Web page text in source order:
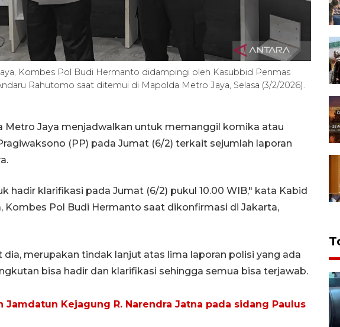
Kombes Pol Budi Hermanto didampingi oleh Kasubbid Penmas
Rahutomo saat ditemui di Mapolda Metro Jaya, Selasa (3/2/2026).
Metro Jaya menjadwalkan untuk memanggil komika atau
(PP) pada Jumat (6/2) terkait sejumlah laporan
hadir klarifikasi pada Jumat (6/2) pukul 10.00 WIB," kata Kabid
Kombes Pol Budi Hermanto saat dikonfirmasi di Jakarta,
dia, merupakan tindak lanjut atas lima laporan polisi yang ada
bisa hadir dan klarifikasi sehingga semua bisa terjawab.
Jamdatun Kejagung R. Narendra Jatna pada sidang Paulus